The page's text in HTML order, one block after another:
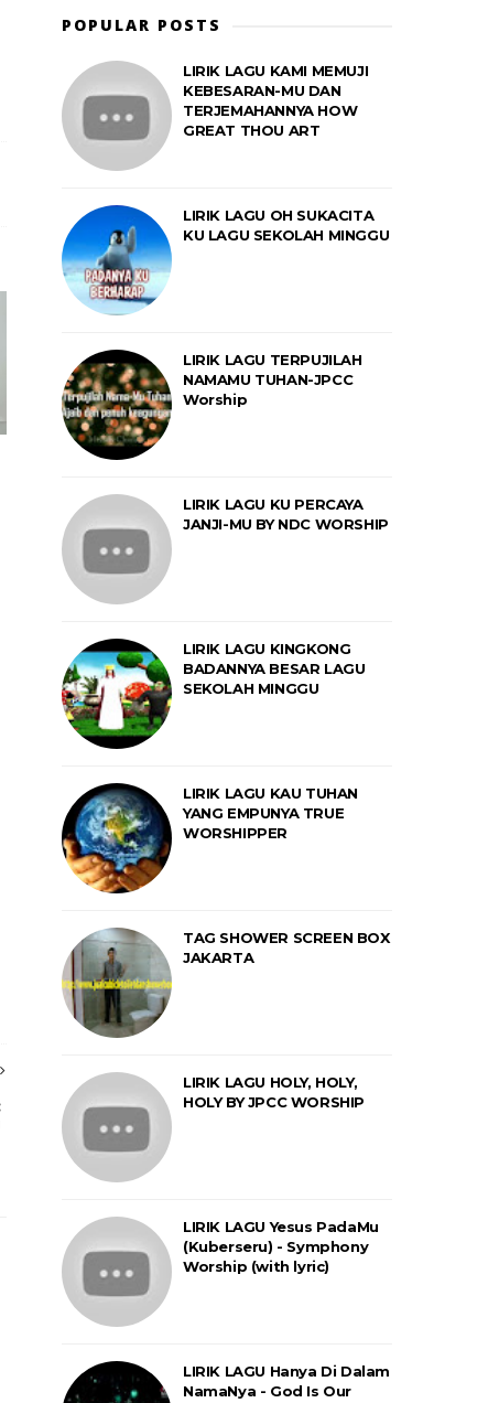
POPULAR POSTS
LIRIK LAGU KAMI MEMUJI
KEBESARAN-MU DAN
TERJEMAHANNYA HOW
GREAT THOU ART
LIRIK LAGU OH SUKACITA
KU LAGU SEKOLAH MINGGU
LIRIK LAGU TERPUJILAH
NAMAMU TUHAN-JPCC
Worship
LIRIK LAGU KU PERCAYA
JANJI-MU BY NDC WORSHIP
LIRIK LAGU KINGKONG
BADANNYA BESAR LAGU
SEKOLAH MINGGU
LIRIK LAGU KAU TUHAN
YANG EMPUNYA TRUE
WORSHIPPER
TAG SHOWER SCREEN BOX
JAKARTA
LIRIK LAGU HOLY, HOLY,
HOLY BY JPCC WORSHIP
LIRIK LAGU Yesus PadaMu
(Kuberseru) - Symphony
Worship (with lyric)
LIRIK LAGU Hanya Di Dalam
NamaNya - God Is Our